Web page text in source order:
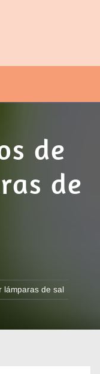
PYPNEWS –
de
de
lámparas de sal